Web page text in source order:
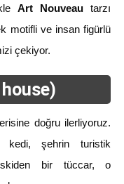
Art Nouveautarzı
motifli ve insan figürlü
çekiyor.
doğru ilerliyoruz.
kedi, şehrin turistik
bir tüccar, o